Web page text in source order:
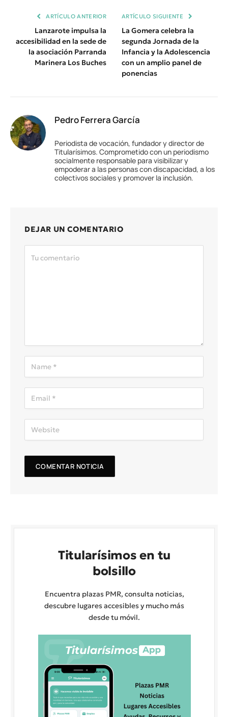
ARTÍCULO ANTERIOR
Lanzarote impulsa la
accesibilidad en la sede de
la asociación Parranda
Marinera Los Buches
ARTÍCULO SIGUIENTE
La Gomera celebra la
segunda Jornada de la
Infancia y la Adolescencia
con un amplio panel de
ponencias
Pedro Ferrera García
Periodista de vocación, fundador y director de
Titularísimos. Comprometido con un periodismo
socialmente responsable para visibilizar y
empoderar a las personas con discapacidad, a los
colectivos sociales y promover la inclusión.
DEJAR UN COMENTARIO
Titularísimos en tu
bolsillo
Encuentra plazas PMR, consulta noticias,
descubre lugares accesibles y mucho más
desde tu móvil.